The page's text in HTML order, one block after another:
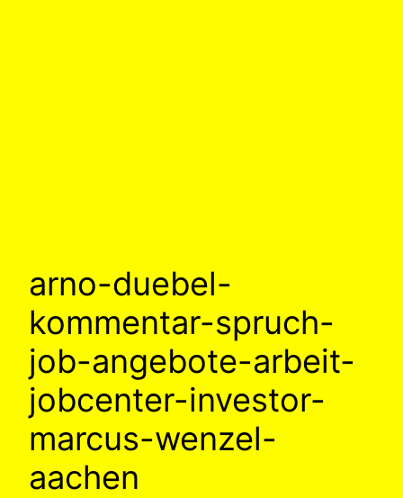
arno-duebel-
kommentar-spruch-
job-angebote-arbeit-
jobcenter-investor-
marcus-wenzel-
aachen